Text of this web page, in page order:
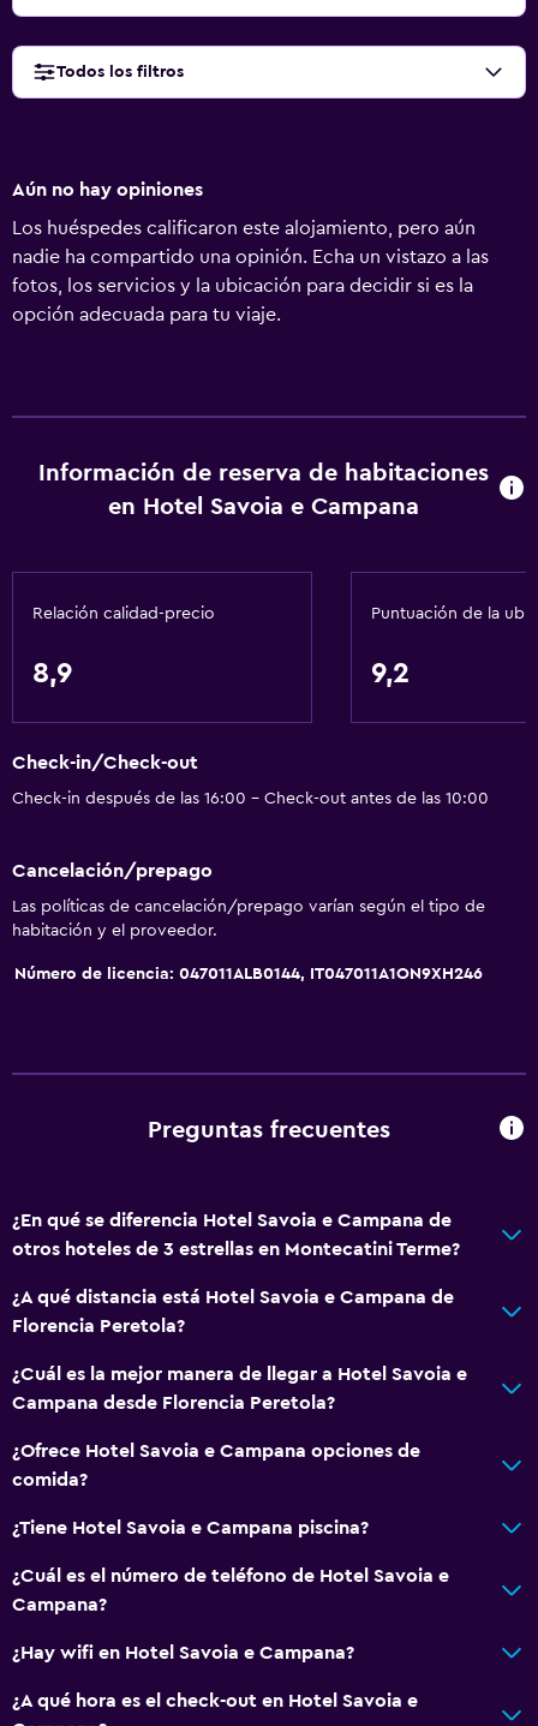
Todos los filtros
Aún no hay opiniones
Los huéspedes calificaron este alojamiento, pero aún
nadie ha compartido una opinión. Echa un vistazo a las
fotos, los servicios y la ubicación para decidir si es la
opción adecuada para tu viaje.
Información de reserva de habitaciones
en Hotel Savoia e Campana
Relación calidad-precio
8,9
Puntuación de la
9,2
Check-in/Check-out
Check-in después de las 16:00 - Check-out antes de las 10:00
Cancelación/prepago
Las políticas de cancelación/prepago varían según el tipo de
habitación y el proveedor.
Número de licencia: 047011ALB0144, IT047011A1ON9XH246
Preguntas frecuentes
¿En qué se diferencia Hotel Savoia e Campana de
otros hoteles de 3 estrellas en Montecatini Terme?
¿A qué distancia está Hotel Savoia e Campana de
Florencia Peretola?
¿Cuál es la mejor manera de llegar a Hotel Savoia e
Campana desde Florencia Peretola?
¿Ofrece Hotel Savoia e Campana opciones de
comida?
¿Tiene Hotel Savoia e Campana piscina?
¿Cuál es el número de teléfono de Hotel Savoia e
Campana?
¿Hay wifi en Hotel Savoia e Campana?
¿A qué hora es el check-out en Hotel Savoia e